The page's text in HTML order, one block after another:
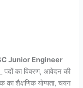
Junior Engineer
पदों का विवरण, आवेदन की
शैक्षणिक योग्यता, चयन